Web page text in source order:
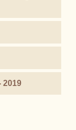
2019